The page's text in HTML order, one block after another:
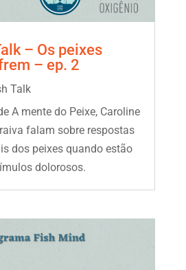
– Os peixes
– ep. 2
Talk
A mente do Peixe, Caroline
falam sobre respostas
dos peixes quando estão
dolorosos.